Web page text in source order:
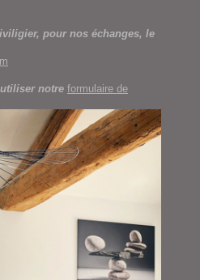
pour nos échanges, le
notre formulaire de